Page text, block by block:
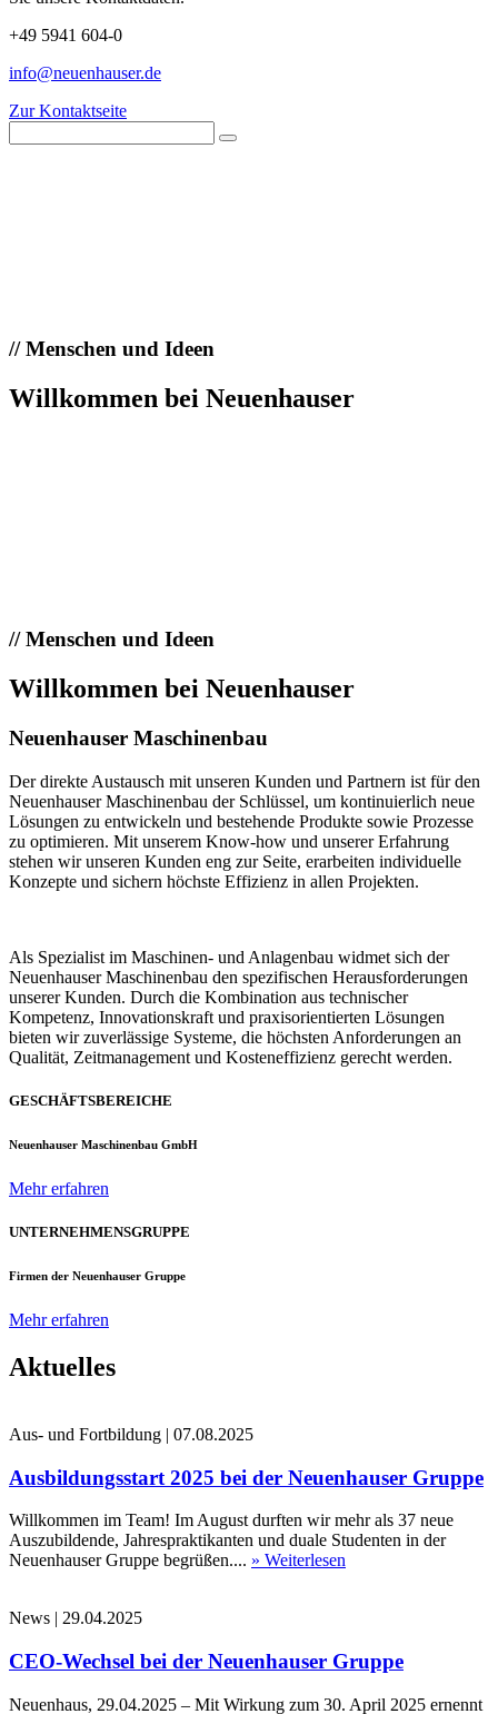
+49 5941 604-0
info@neuenhauser.de
Zur Kontaktseite
//Menschen und Ideen
Willkommen bei Neuenhauser
//Menschen und Ideen
Willkommen bei Neuenhauser
Neuenhauser Maschinenbau
Der direkte Austausch mit unseren Kunden und Partnern ist für den
Neuenhauser Maschinenbau der Schlüssel, um kontinuierlich neue
Lösungen zu entwickeln und bestehende Produkte sowie Prozesse
zu optimieren. Mit unserem Know-how und unserer Erfahrung
stehen wir unseren Kunden eng zur Seite, erarbeiten individuelle
Konzepte und sichern höchste Effizienz in allen Projekten.
Als Spezialist im Maschinen- und Anlagenbau widmet sich der
Neuenhauser Maschinenbau den spezifischen Herausforderungen
unserer Kunden. Durch die Kombination aus technischer
Kompetenz, Innovationskraft und praxisorientierten Lösungen
bieten wir zuverlässige Systeme, die höchsten Anforderungen an
Qualität, Zeitmanagement und Kosteneffizienz gerecht werden.
GESCHÄFTSBEREICHE
Neuenhauser Maschinenbau GmbH
Mehr erfahren
UNTERNEHMENSGRUPPE
Firmen der Neuenhauser Gruppe
Mehr erfahren
Aktuelles
Aus- und Fortbildung | 07.08.2025
Ausbildungsstart 2025 bei der Neuenhauser Gruppe
Willkommen im Team! Im August durften wir mehr als 37 neue
Auszubildende, Jahrespraktikanten und duale Studenten in der
Neuenhauser Gruppe begrüßen.... » Weiterlesen
News | 29.04.2025
CEO-Wechsel bei der Neuenhauser Gruppe
Neuenhaus, 29.04.2025 – Mit Wirkung zum 30. April 2025 ernennt